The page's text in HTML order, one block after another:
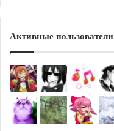
Активные пользователи